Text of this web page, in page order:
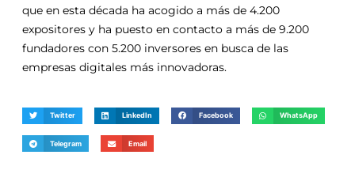
que en esta década ha acogido a más de 4.200
expositores y ha puesto en contacto a más de 9.200
fundadores con 5.200 inversores en busca de las
empresas digitales más innovadoras.
Twitter LinkedIn Facebook WhatsApp
Telegram Email